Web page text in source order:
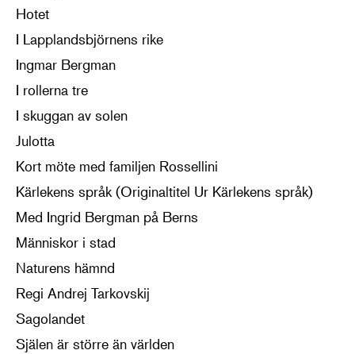
Hotet
I Lapplandsbjörnens rike
Ingmar Bergman
I rollerna tre
I skuggan av solen
Julotta
Kort möte med familjen Rossellini
Kärlekens språk (Originaltitel Ur Kärlekens språk)
Med Ingrid Bergman på Berns
Människor i stad
Naturens hämnd
Regi Andrej Tarkovskij
Sagolandet
Själen är större än världen